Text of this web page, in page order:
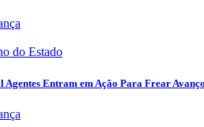
Entram em Ação Para Frear